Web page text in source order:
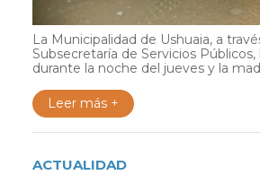
La Municipalidad de Ushuaia, a
Subsecretaría de Servicios
durante la noche del jueves y la
Leer más +
ACTUALIDAD